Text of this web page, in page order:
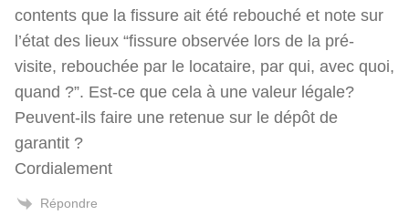
contents que la fissure ait été rebouché et note sur
l’état des lieux “fissure observée lors de la pré-
visite, rebouchée par le locataire, par qui, avec quoi,
quand ?”. Est-ce que cela à une valeur légale?
Peuvent-ils faire une retenue sur le dépôt de
garantit ?
Cordialement
Répondre